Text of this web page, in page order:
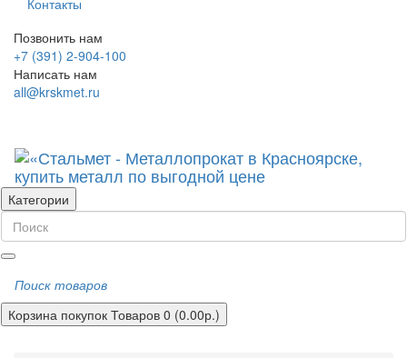
Позвонить нам
+7 (391) 2-904-100
Написать нам
all@krskmet.ru
Категории
Поиск товаров
Корзина покупок Товаров 0 (0.00р.)